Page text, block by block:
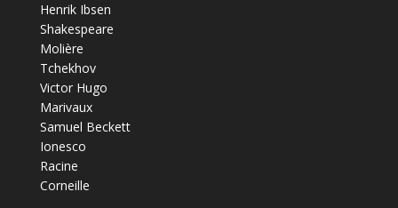
Henrik Ibsen
Shakespeare
Molière
Tchekhov
Victor Hugo
Marivaux
Samuel Beckett
Ionesco
Racine
Corneille